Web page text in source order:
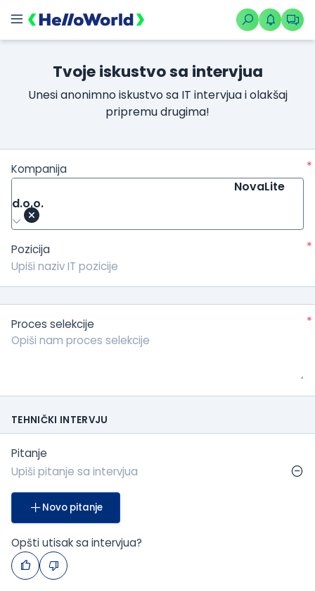
Tvoje iskustvo sa intervjua
Unesi anonimno iskustvo sa IT intervjua i olakšaj
pripremu drugima!
Kompanija
*
NovaLite
d.o.o.
Pozicija *
Proces selekcije *
TEHNIČKI INTERVJU
Pitanje
Novo pitanje
Opšti utisak sa intervjua?